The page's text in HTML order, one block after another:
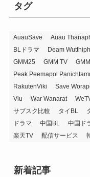
タグ
AuauSave Auau
BLドラマ
Deam
GMM25
GMM TV
Peak Peemapol
RakutenViki
Save
Viu
War Wanarat
サブスク比較
タイBL
ドラマ
中国BL 中国ド
楽天TV
配信サービス
新着記事